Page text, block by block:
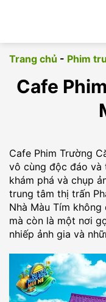
dungTrang chủ - Phim
Cafe
Cafe Phim Trường
vô cùng độc đáo và
khám phá và chụp
trung tâm thị trấn
Nhà Màu Tím
mà còn là một nơi
nhiếp ảnh gia và